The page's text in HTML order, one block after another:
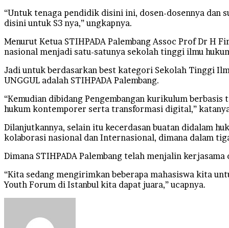
“Untuk tenaga pendidik disini ini, dosen-dosennya dan
disini untuk S3 nya,” ungkapnya.
Menurut Ketua STIHPADA Palembang Assoc Prof Dr H
nasional menjadi satu-satunya sekolah tinggi ilmu
Jadi untuk berdasarkan best kategori Sekolah Tinggi
UNGGUL adalah STIHPADA Palembang.
“Kemudian dibidang Pengembangan kurikulum
hukum kontemporer serta transformasi digital,”
Dilanjutkannya, selain itu kecerdasan buatan didalam
kolaborasi nasional dan Internasional, dimana dalam
Dimana STIHPADA Palembang telah menjalin
“Kita sedang mengirimkan beberapa mahasiswa kita
Youth Forum di Istanbul kita dapat juara,” ucapnya.